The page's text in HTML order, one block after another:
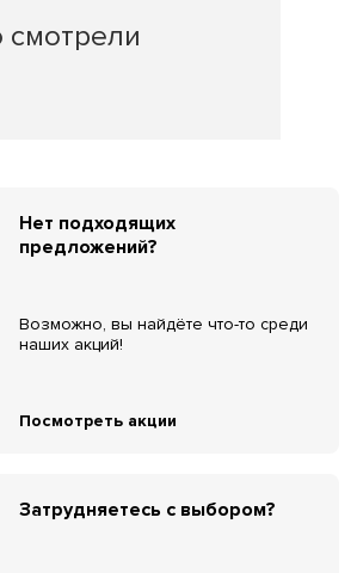
Нет подходящих
предложений?
Возможно, вы найдёте что-то среди
наших акций!
Посмотреть акции
Затрудняетесь с выбором?